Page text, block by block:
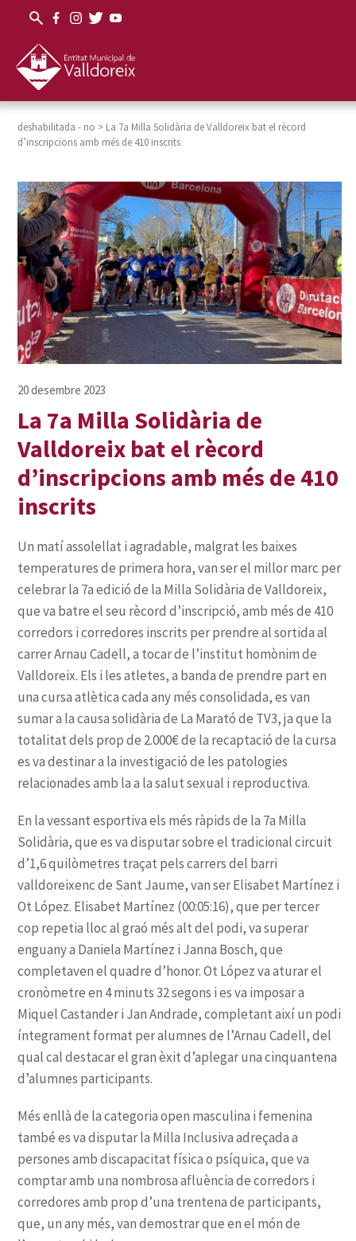
deshabilitada - no > La 7a Milla Solidària de Valldoreix bat el rècord
d’inscripcions amb més de 410 inscrits
La 7a Milla Solidària de
Valldoreix bat el rècord
d’inscripcions amb més de 410
inscrits
En la vessant esportiva els més ràpids de la 7a Milla
Solidària, que es va disputar sobre el tradicional circuit
d’1,6 quilòmetres traçat pels carrers del barri
valldoreixenc de Sant Jaume, van ser Elisabet Martínez i
Ot López
gran èxit d’aplegaruna cinquantena
d’alumnes participants.